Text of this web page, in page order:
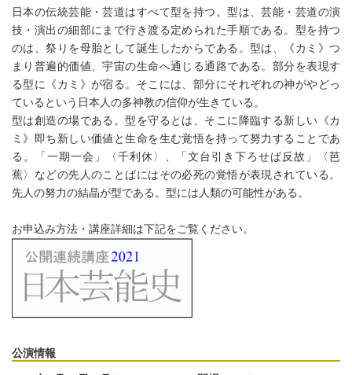
日本の伝統芸能・芸道はすべて型を持つ。型は、芸能・芸道の演
技・演出の細部にまで行き渡る定められた手順である。型を持つ
のは、祭りを母胎として誕生したからである。型は、《カミ》つ
まり普遍的価値、宇宙の生命へ通じる通路である。部分を表現す
る型に《カミ》が宿る。そこには、部分にそれぞれの神がやどっ
ているという日本人の多神教の信仰が生きている。
型は創造の場である。型を守るとは、そこに降臨する新しい《カ
ミ》即ち新しい価値と生命を生む覚悟を持って努力することであ
る。「一期一会」〈千利休〉、「文台引き下ろせば反故」〈芭
蕉〉などの先人のことばにはその必死の覚悟が表現されている。
先人の努力の結晶が型である。型には人類の可能性がある。
お申込み方法・講座詳細は下記をご覧ください。
公演情報